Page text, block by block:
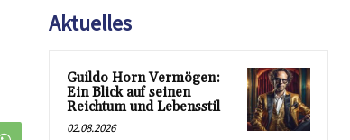
Aktuelles
Guildo Horn Vermögen:
Ein Blick auf seinen
Reichtum und Lebensstil
02.08.2026